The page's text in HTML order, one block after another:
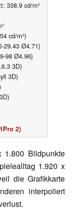
338.9 cd/m²
cd/m²)
29.43 Ø4.71}
98 Ø4.96}
3D)
3D)
2)
1.800 Bildpunkte
1.920 x
die Grafikkarte
interpoliert